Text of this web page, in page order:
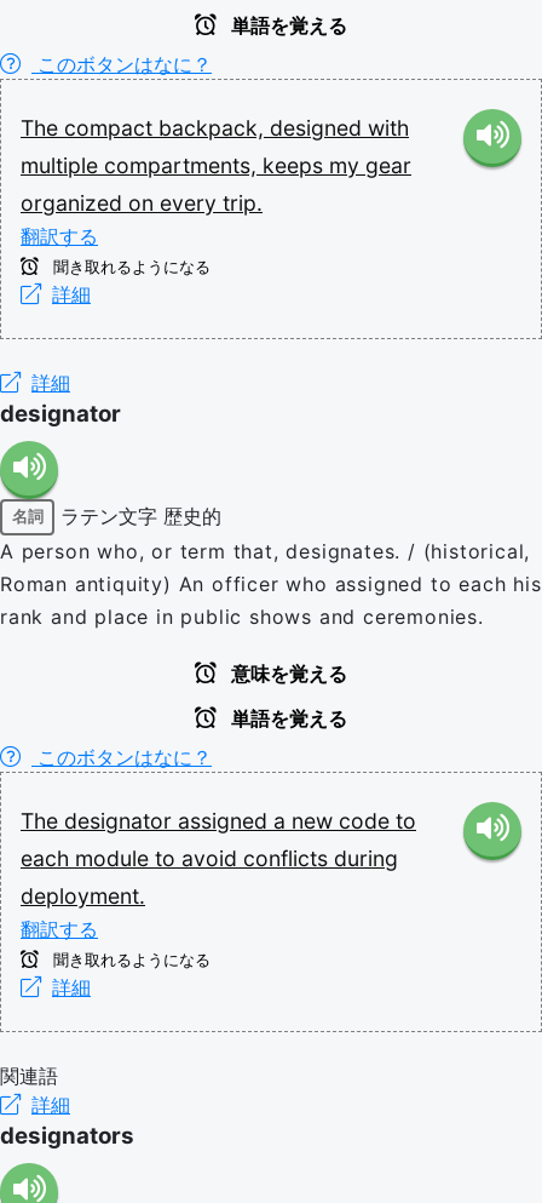
単語を覚える
このボタンはなに？
The compact backpack, designed with
multiple compartments, keeps my gear
organized on every trip.
翻訳する
聞き取れるようになる
詳細
詳細
designator
名詞 ラテン文字 歴史的
A person who, or term that, designates. / (historical,
Roman antiquity) An officer who assigned to each his
rank and place in public shows and ceremonies.
意味を覚える
単語を覚える
このボタンはなに？
The designator assigned a new code to
each module to avoid conflicts during
deployment.
翻訳する
聞き取れるようになる
詳細
関連語
詳細
designators